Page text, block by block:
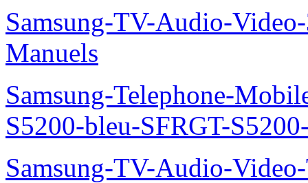
Samsung-TV-Audio-
Manuels
Samsung-Telephone-
S5200-bleu-SFRGT-
Samsung-TV-Audio-